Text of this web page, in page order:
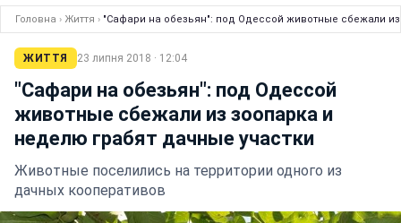
Головна › Життя › "Сафари на обезьян": под Одессой животные сбежали
ЖИТТЯ 23 липня 2018 · 12:04
"Сафари на обезьян": под Одессой
животные сбежали из зоопарка и
неделю грабят дачные участки
Животные поселились на территории одного из
дачных кооперативов